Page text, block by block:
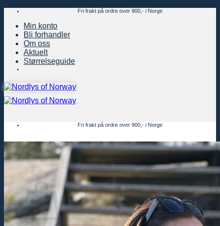
Skip
content
Fri frakt på ordre over 900,- i Norge
Min konto
Bli forhandler
Om oss
Aktuelt
Størrelseguide
Handlekurv
Fri frakt på ordre over 900,- i Norge